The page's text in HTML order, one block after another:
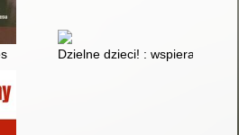
Dzielne dzieci! : wspieranie